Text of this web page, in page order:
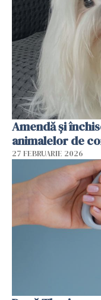
Amendă și
animalelor de
27 FEBRUARIE 2026